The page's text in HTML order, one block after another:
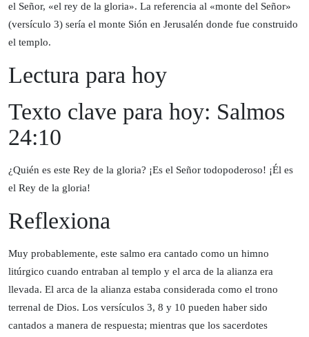
el Señor, «el rey de la gloria». La referencia al «monte del Señor»
(versículo 3) sería el monte Sión en Jerusalén donde fue construido
el templo.
Lectura para hoy
Texto clave para hoy: Salmos
24:10
¿Quién es este Rey de la gloria? ¡Es el Señor todopoderoso! ¡Él es
el Rey de la gloria!
Reflexiona
Muy probablemente, este salmo era cantado como un himno
litúrgico cuando entraban al templo y el arca de la alianza era
llevada. El arca de la alianza estaba considerada como el trono
terrenal de Dios. Los versículos 3, 8 y 10 pueden haber sido
cantados a manera de respuesta; mientras que los sacerdotes